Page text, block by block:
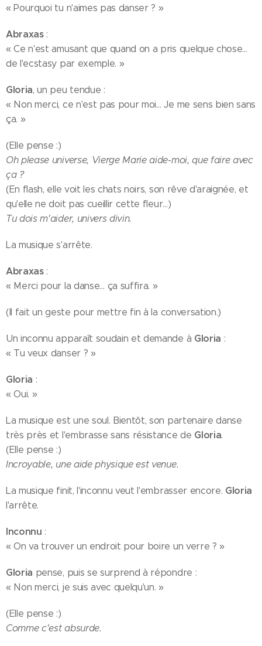
« Pourquoi tu n'aimes pas danser ? »
Abraxas:
« Ce n'est amusant que quand on a pris quelque chose…
de l'ecstasy par exemple. »
Gloria, un peu tendue :
« Non merci, ce n'est pas pour moi… Je me sens bien sans
ça. »
(Elle pense :)
Oh please universe, Vierge Marie aide-moi, que faire avec
ça ?
(En flash, elle voit les chats noirs, son rêve d'araignée, et
qu'elle ne doit pas cueillir cette fleur…)
Tu dois m'aider, univers divin.
La musique s'arrête.
Abraxas:
« Merci pour la danse… ça suffira. »
(Il fait un geste pour mettre fin à la conversation.)
Un inconnu apparaît soudain et demande à Gloria :
« Tu veux danser ? »
Gloria :
« Oui. »
La musique est une soul. Bientôt, son partenaire danse
très près et l'embrasse sans résistance de Gloria.
(Elle pense :)
Incroyable, une aide physique est venue.
La musique finit, l'inconnu veut l'embrasser encore. Gloria
l'arrête.
Inconnu :
« On va trouver un endroit pour boire un verre ? »
Gloria pense, puis se surprend à répondre :
« Non merci, je suis avec quelqu'un. »
(Elle pense :)
Comme c'est absurde.